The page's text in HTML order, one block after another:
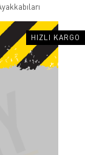
HIZLI KARGO